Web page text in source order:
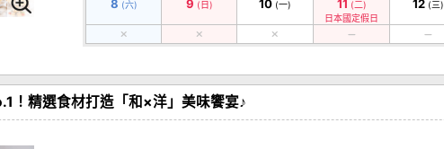
8 (六) 9 (日) 10 (一) 11 (二)
日本國定假日
12 (三)
！精選食材打造「和×洋」美味饗宴♪